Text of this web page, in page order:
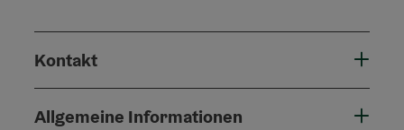
Kontakt
Allgemeine Informationen